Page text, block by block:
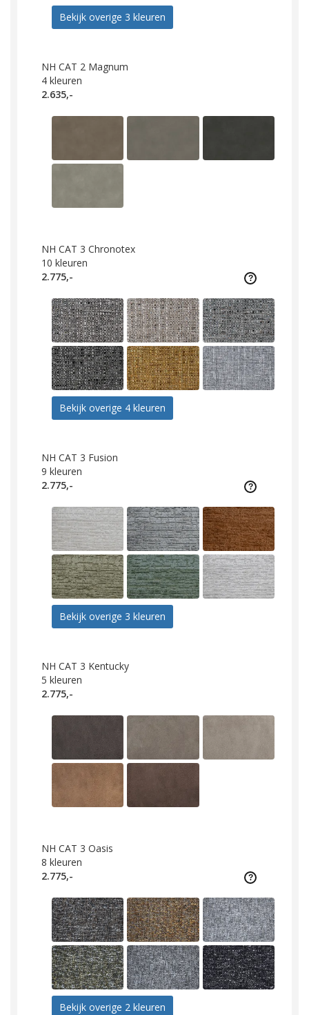
Bekijk overige 3 kleuren
NH CAT 2 Magnum
4 kleuren
2.635,-
NH CAT 3 Chronotex
10 kleuren
2.775,-
Bekijk overige 4 kleuren
NH CAT 3 Fusion
9 kleuren
2.775,-
Bekijk overige 3 kleuren
NH CAT 3 Kentucky
5 kleuren
2.775,-
NH CAT 3 Oasis
8 kleuren
2.775,-
Bekijk overige 2 kleuren